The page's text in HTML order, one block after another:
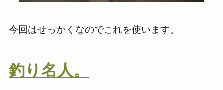
今回はせっかくなのでこれを使います。
釣り名人。